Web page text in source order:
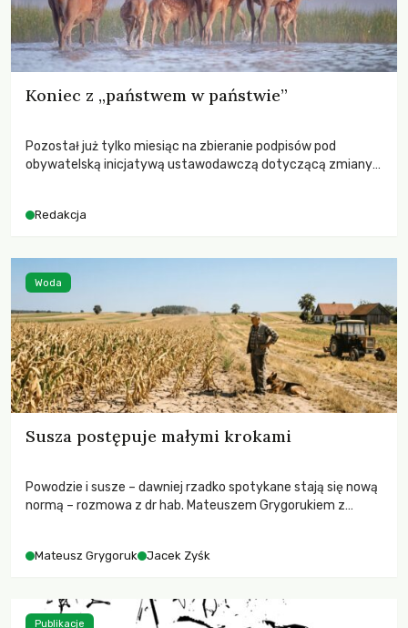
Koniec z „państwem w państwie”
Pozostał już tylko miesiąc na zbieranie podpisów pod
obywatelską inicjatywą ustawodawczą dotyczącą zmiany
niezwykle korzystne rozwiązania dla przyrody i zwierząt,
funkcjonowania łowiectwa w Polsce.
Redakcja
Susza postępuje małymi krokami
Powodzie i susze – dawniej rzadko spotykane stają się nową
normą – rozmowa z dr hab. Mateuszem Grygorukiem z
Mateusz Grygoruk Jacek Zyśk
Woda
Publikacje